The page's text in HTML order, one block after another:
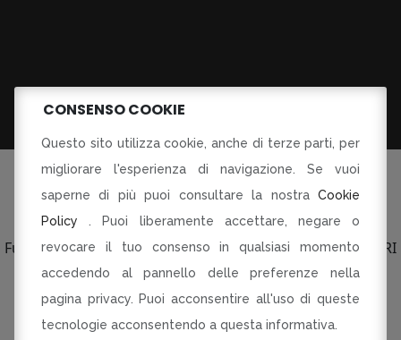
©Tutti i diritti riservati
Fusorari di Dania Botti e C SAS p.le Torti 5 Modena PI CF RI
03134230360
R-INNOVARE PER RI-PARTIRE
Progetto cofinanziato dal Fondo europeo di sviluppo
CONSENSO COOKIE
Questo sito utilizza cookie, anche di terze parti, per
migliorare l'esperienza di navigazione. Se vuoi
saperne di più puoi consultare la nostra Cookie
Policy . Puoi liberamente accettare, negare o
revocare il tuo consenso in qualsiasi momento
accedendo al pannello delle preferenze nella
pagina privacy. Puoi acconsentire all'uso di queste
tecnologie acconsentendo a questa informativa.